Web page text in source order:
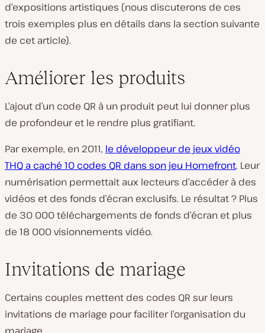
d’expositions artistiques (nous discuterons de ces
trois exemples plus en détails dans la section suivante
de cet article).
Améliorer les produits
L’ajout d’un code QR à un produit peut lui donner plus
de profondeur et le rendre plus gratifiant.
Par exemple, en 2011, le développeur de jeux vidéo
THQ a caché 10 codes QR dans son jeu Homefront. Leur
numérisation permettait aux lecteurs d’accéder à des
vidéos et des fonds d’écran exclusifs. Le résultat ? Plus
de 30 000 téléchargements de fonds d’écran et plus
de 18 000 visionnements vidéo.
Invitations de mariage
Certains couples mettent des codes QR sur leurs
invitations de mariage pour faciliter l’organisation du